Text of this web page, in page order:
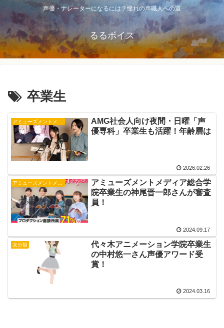
声優・ナレーターになるには？憧れの声職人への道
るるボイス
卒業生
AMG社会人向け夜間・日曜「声
優専科」卒業生も活躍！年齢層は
2026.02.26
アミューズメントメディア総合学院
アミューズメントメディア総合学
院卒業生の神尾晋一郎さんが審査
員！
2024.09.17
未分類
代々木アニメーション学院卒業生
の中村悠一さん声優アワード受
賞！
2024.03.16